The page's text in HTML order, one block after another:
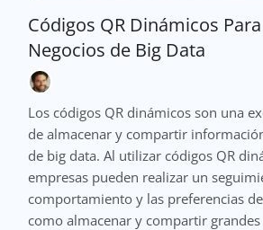
Códigos QR Dinámicos Para
Negocios de Big Data
Los códigos QR dinámicos son una
de almacenar y compartir
de big data. Al utilizar códigos QR
empresas pueden realizar un
comportamiento y las preferencias
como almacenar y compartir